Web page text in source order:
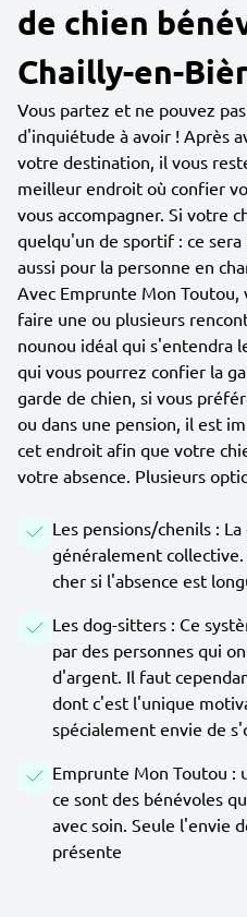
de chien
Chailly-en-
Vous partez et ne pouvez
d'inquiétude à avoir ! Après
votre destination, il vous
meilleur endroit où confier
vous accompagner. Si votre
quelqu'un de sportif : ce
aussi pour la personne en
Avec Emprunte Mon Toutou,
faire une ou plusieurs
nounou idéal qui s'entendra
qui vous pourrez confier la
garde de chien, si vous
ou dans une pension, il est
cet endroit afin que votre
votre absence. Plusieurs
Les pensions/chenils :
généralement
cher si l'absence est
Les dog-sitters : Ce
par des personnes qui
d'argent. Il faut
dont c'est l'unique
spécialement envie de
Emprunte Mon Toutou :
ce sont des bénévoles
avec soin. Seule l'envie
présente